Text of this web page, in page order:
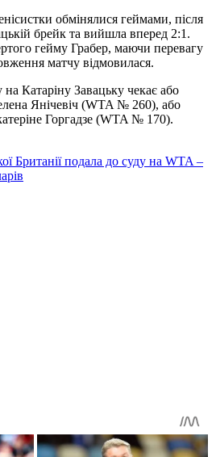
обмінялися геймами, після
брейк та вийшла вперед 2:1.
гейму Грабер, маючи перевагу
матчу відмовилася.
Катаріну Завацьку чекає або
Янічевіч (WTA № 260), або
Горгадзе (WTA № 170).
Британії подала до суду на WTA –